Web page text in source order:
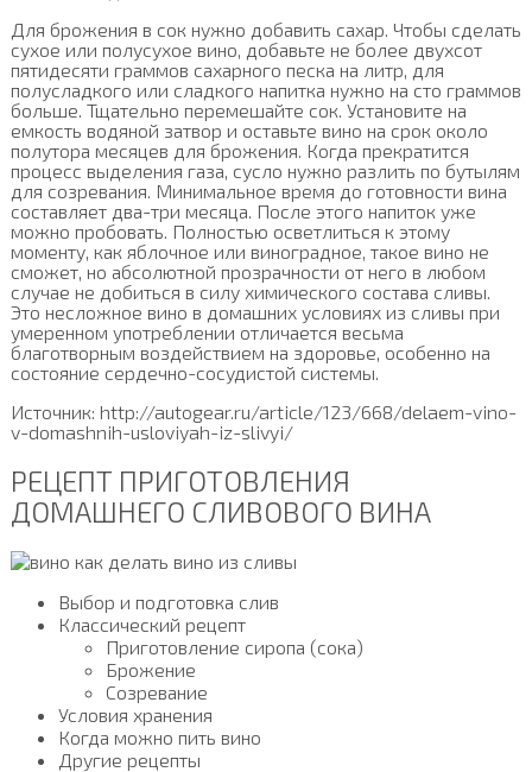
Для брожения в сок нужно добавить сахар. Чтобы сделать
сухое или полусухое вино, добавьте не более двухсот
пятидесяти граммов сахарного песка на литр, для
полусладкого или сладкого напитка нужно на сто граммов
больше. Тщательно перемешайте сок. Установите на
емкость водяной затвор и оставьте вино на срок около
полутора месяцев для брожения. Когда прекратится
процесс выделения газа, сусло нужно разлить по бутылям
для созревания. Минимальное время до готовности вина
составляет два-три месяца. После этого напиток уже
можно пробовать. Полностью осветлиться к этому
моменту, как яблочное или виноградное, такое вино не
сможет, но абсолютной прозрачности от него в любом
случае не добиться в силу химического состава сливы.
Это несложное вино в домашних условиях из сливы при
умеренном употреблении отличается весьма
благотворным воздействием на здоровье, особенно на
состояние сердечно-сосудистой системы.
Источник: http://autogear.ru/article/123/668/delaem-vino-
v-domashnih-usloviyah-iz-slivyi/
РЕЦЕПТ ПРИГОТОВЛЕНИЯ
ДОМАШНЕГО СЛИВОВОГО ВИНА
Выбор и подготовка слив
Классический рецепт
Приготовление сиропа (сока)
Брожение
Созревание
Условия хранения
Когда можно пить вино
Другие рецепты